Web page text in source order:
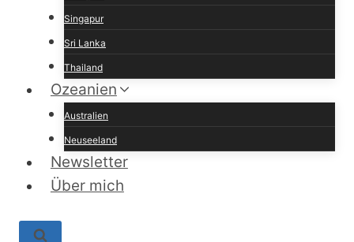
Singapur
Sri Lanka
Thailand
Ozeanien
Australien
Neuseeland
Newsletter
Über mich